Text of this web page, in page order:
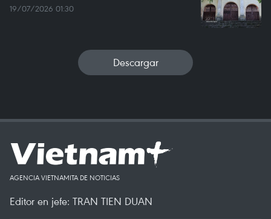
19/07/2026 01:30
Descargar
AGENCIA VIETNAMITA DE NOTICIAS
Editor en jefe: TRAN TIEN DUAN